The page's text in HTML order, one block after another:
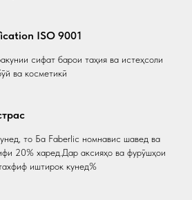
ISO 9001
сифат барои таҳия ва истеҳсоли
ва косметикӣ
то Ба Faberlic номнавис шавед ва
20% харед.Дар аксияҳо ва фурӯшҳои
иштирок кунед%